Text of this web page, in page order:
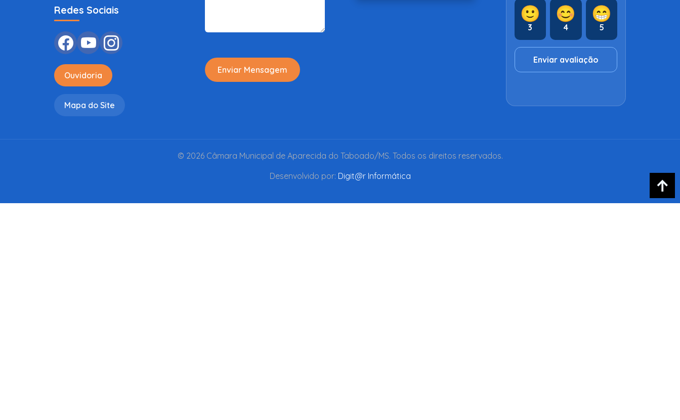
Redes Sociais
Ouvidoria
Mapa do Site
Enviar Mensagem
🙂
3
😊
4
😁
5
Enviar avaliação
© 2026 Câmara Municipal de Aparecida do Taboado/MS. Todos os direitos reservados.
Desenvolvido por: Digit@r Informática